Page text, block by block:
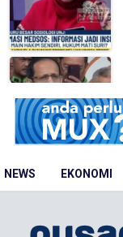
NEWS EKONOMI